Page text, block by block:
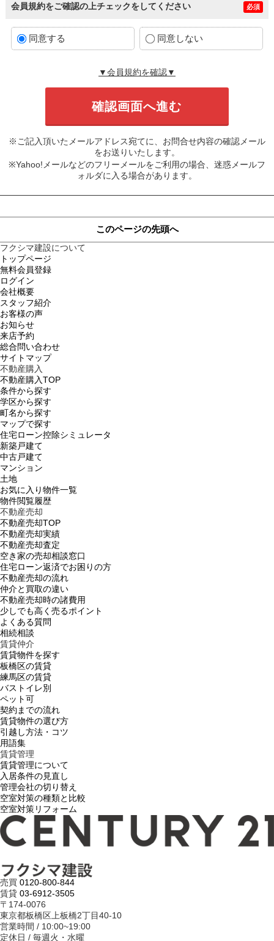
会員規約をご確認の上チェックをしてください 必須
同意する 同意しない
▼会員規約を確認▼
※ご記入頂いたメールアドレス宛てに、お問合せ内容の確認メール
をお送りいたします。
※Yahoo!メールなどのフリーメールをご利用の場合、迷惑メールフ
ォルダに入る場合があります。
このページの先頭へ
フクシマ建設について
トップページ
無料会員登録
ログイン
会社概要
スタッフ紹介
お客様の声
お知らせ
来店予約
総合問い合わせ
サイトマップ
不動産購入
不動産購入TOP
条件から探す
学区から探す
町名から探す
マップで探す
住宅ローン控除シミュレータ
新築戸建て
中古戸建て
マンション
土地
お気に入り物件一覧
物件閲覧履歴
不動産売却
不動産売却TOP
不動産売却実績
不動産売却査定
空き家の売却相談窓口
住宅ローン返済でお困りの方
不動産売却の流れ
仲介と買取の違い
不動産売却時の諸費用
少しでも高く売るポイント
よくある質問
相続相談
賃貸仲介
賃貸物件を探す
板橋区の賃貸
練馬区の賃貸
バストイレ別
ペット可
契約までの流れ
賃貸物件の選び方
引越し方法・コツ
用語集
賃貸管理
賃貸管理について
入居条件の見直し
管理会社の切り替え
空室対策の種類と比較
空室対策リフォーム
売買 0120-800-844
賃貸 03-6912-3505
〒174-0076
東京都板橋区上板橋2丁目40-10
営業時間 / 10:00~19:00
定休日 / 毎週火・水曜